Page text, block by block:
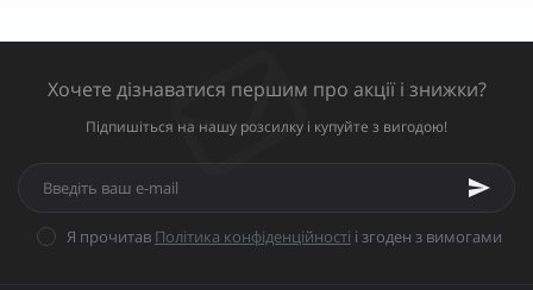
Хочете дізнаватися першим про акції і знижки?
Підпишіться на нашу розсилку і купуйте з вигодою!
Я прочитав Політика конфіденційності і згоден з вимогами